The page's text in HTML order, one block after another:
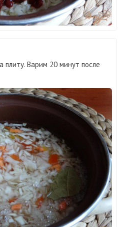
плиту. Варим 20 минут после